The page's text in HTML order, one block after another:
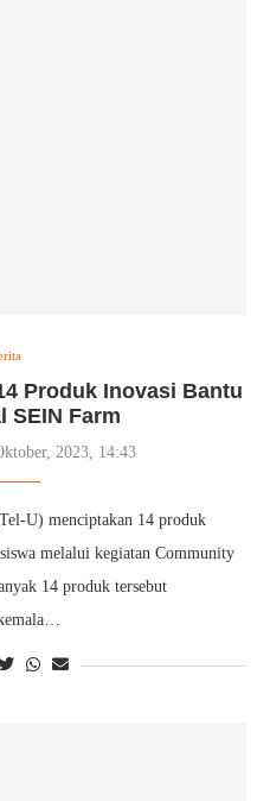
Produk Inovasi Bantu
SEIN Farm
2023, 14:43
U) menciptakan 14 produk
melalui kegiatan Community
14 produk tersebut